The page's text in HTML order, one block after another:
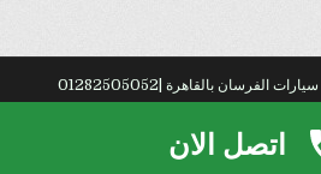
اتصل الان نق?. نق?.وا?.